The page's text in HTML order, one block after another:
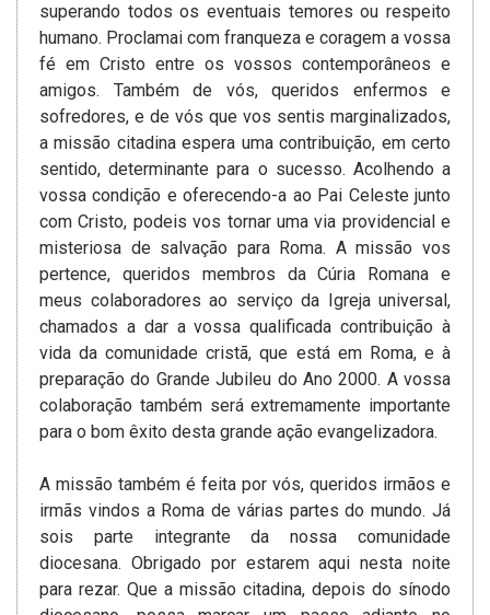
superando todos os eventuais temores ou respeito
humano. Proclamai com franqueza e coragem a vossa
fé em Cristo entre os vossos contemporâneos e
amigos. Também de vós, queridos enfermos e
sofredores, e de vós que vos sentis marginalizados,
a missão citadina espera uma contribuição, em certo
sentido, determinante para o sucesso. Acolhendo a
vossa condição e oferecendo-a ao Pai Celeste junto
com Cristo, podeis vos tornar uma via providencial e
misteriosa de salvação para Roma. A missão vos
pertence, queridos membros da Cúria Romana e
meus colaboradores ao serviço da Igreja universal,
chamados a dar a vossa qualificada contribuição à
vida da comunidade cristã, que está em Roma, e à
preparação do Grande Jubileu do Ano 2000. A vossa
colaboração também será extremamente importante
para o bom êxito desta grande ação evangelizadora.
A missão também é feita por vós, queridos irmãos e
irmãs vindos a Roma de várias partes do mundo. Já
sois parte integrante da nossa comunidade
diocesana. Obrigado por estarem aqui nesta noite
para rezar. Que a missão citadina, depois do sínodo